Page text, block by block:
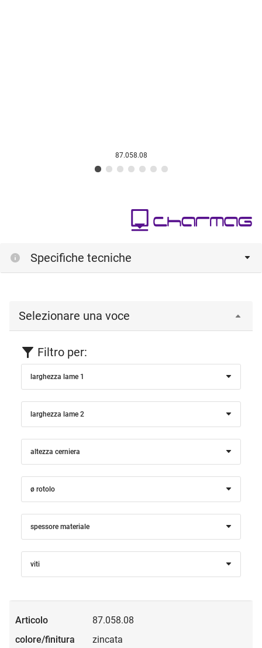
87.058.08
Specifiche tecniche
Selezionare una voce
Filtro per:
larghezza lame 1
larghezza lame 2
altezza cerniera
ø rotolo
spessore materiale
viti
87.058.08
zincata